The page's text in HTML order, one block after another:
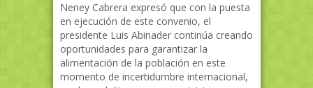
Neney Cabrera expresó que con la puesta
en ejecución de este convenio, el
presidente Luis Abinader continúa creando
oportunidades para garantizar la
alimentación de la población en este
momento de incertidumbre internacional,